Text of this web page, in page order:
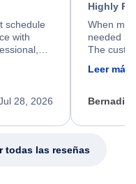
schedule
with
the
and
28, 2026
Highly
When my
needed
The
calm,
my issue.
Leer más
todas las reseñas